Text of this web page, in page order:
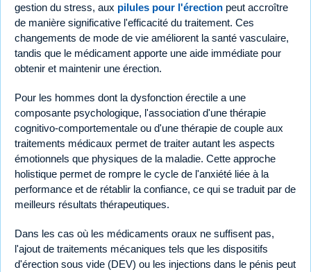
gestion du stress, aux pilules pour l'érection peut accroître
de manière significative l'efficacité du traitement. Ces
changements de mode de vie améliorent la santé vasculaire,
tandis que le médicament apporte une aide immédiate pour
obtenir et maintenir une érection.
Pour les hommes dont la dysfonction érectile a une
composante psychologique, l'association d'une thérapie
cognitivo-comportementale ou d'une thérapie de couple aux
traitements médicaux permet de traiter autant les aspects
émotionnels que physiques de la maladie. Cette approche
holistique permet de rompre le cycle de l'anxiété liée à la
performance et de rétablir la confiance, ce qui se traduit par de
meilleurs résultats thérapeutiques.
Dans les cas où les médicaments oraux ne suffisent pas,
l'ajout de traitements mécaniques tels que les dispositifs
d'érection sous vide (DEV) ou les injections dans le pénis peut